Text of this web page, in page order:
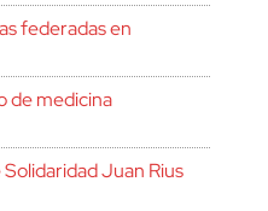
federadas en
de medicina
Juan Rius